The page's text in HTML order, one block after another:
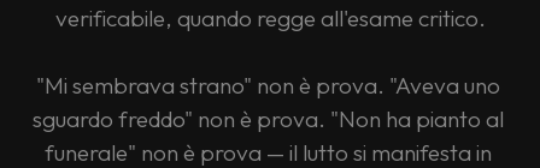
verificabile, quando regge all'esame critico.
"Mi sembrava strano" non è prova. "Aveva uno
sguardo freddo" non è prova. "Non ha pianto al
funerale" non è prova — il lutto si manifesta in